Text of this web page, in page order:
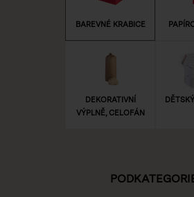
BAREVNÉ KRABICE
DEKORATIVNÍ
VÝPLNĚ, CELOFÁN